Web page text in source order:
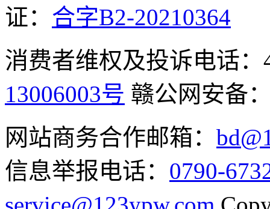
证： 合字B2-20210364
消费者维权及投诉电话：
13006003号 赣公网安备
网站商务合作邮箱：
信息举报电话： 0790-